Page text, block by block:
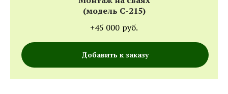
(модель С-215)
+45 000 руб.
Добавить к заказу